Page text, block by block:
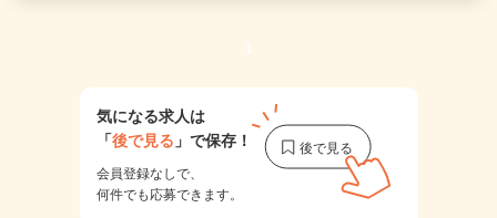
1
気になる求人は
「後で見る 」で保存！
会員登録なしで、
何件でも応募できます。